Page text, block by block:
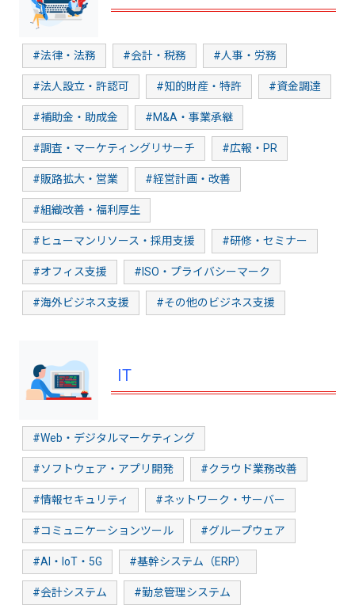
#法律・法務 #会計・税務 #人事・労務
#法人設立・許認可 #知的財産・特許 #資金調達
#補助金・助成金 #M&A・事業承継
#調査・マーケティングリサーチ #広報・PR
#販路拡大・営業 #経営計画・改善
#組織改善・福利厚生
#ヒューマンリソース・採用支援 #研修・セミナー
#オフィス支援 #ISO・プライバシーマーク
#海外ビジネス支援 #その他のビジネス支援
IT
#Web・デジタルマーケティング
#ソフトウェア・アプリ開発 #クラウド業務改善
#情報セキュリティ #ネットワーク・サーバー
#コミュニケーションツール #グループウェア
#AI・IoT・5G #基幹システム（ERP）
#会計システム #勤怠管理システム